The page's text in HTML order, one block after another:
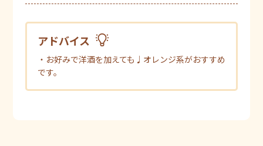
アドバイス
・お好みで洋酒を加えても♩オレンジ系がおすすめ
です。